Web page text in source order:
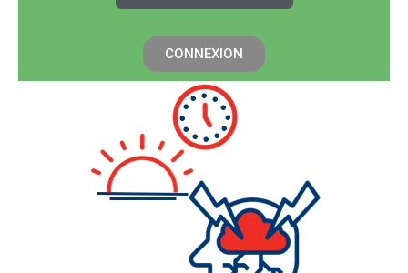
CONNEXION